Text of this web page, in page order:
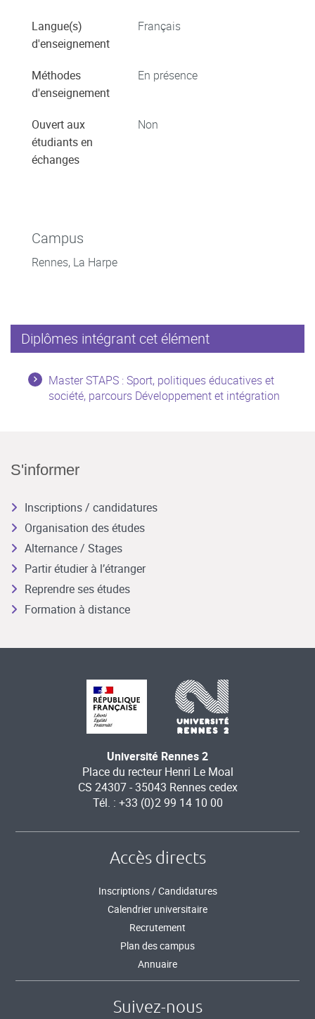
Langue(s)
d'enseignement
Français
Méthodes
d'enseignement
En présence
Ouvert aux
étudiants en
échanges
Non
Campus
Rennes, La Harpe
Diplômes intégrant cet élément
Master STAPS : Sport, politiques éducatives et
société, parcours Développement et intégration
S'informer
Inscriptions / candidatures
Organisation des études
Alternance / Stages
Partir étudier à l’étranger
Reprendre ses études
Formation à distance
Université Rennes 2
Place du recteur Henri Le Moal
CS 24307 - 35043 Rennes cedex
Tél. : +33 (0)2 99 14 10 00
Accès directs
Inscriptions / Candidatures
Calendrier universitaire
Recrutement
Plan des campus
Annuaire
Suivez-nous